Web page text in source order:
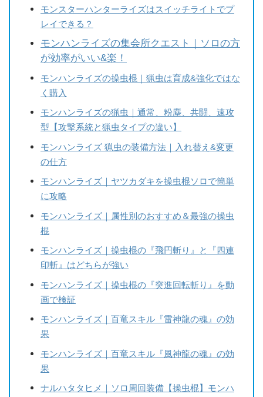
モンスターハンターライズはスイッチライトでプ
レイできる？
モンハンライズの集会所クエスト｜ソロの方
が効率がいい&楽！
モンハンライズの操虫棍｜猟虫は育成&強化ではな
く購入
モンハンライズの猟虫｜通常、粉塵、共闘、速攻
型【攻撃系統と猟虫タイプの違い】
モンハンライズ 猟虫の装備方法｜入れ替え&変更
の仕方
モンハンライズ｜ヤツカダキを操虫棍ソロで簡単
に攻略
モンハンライズ｜属性別のおすすめ＆最強の操虫
棍
モンハンライズ｜操虫棍の『飛円斬り』と『四連
印斬』はどちらが強い
モンハンライズ｜操虫棍の『突進回転斬り』を動
画で検証
モンハンライズ｜百竜スキル『雷神龍の魂』の効
果
モンハンライズ｜百竜スキル『風神龍の魂』の効
果
ナルハタタヒメ｜ソロ周回装備【操虫棍】モンハ